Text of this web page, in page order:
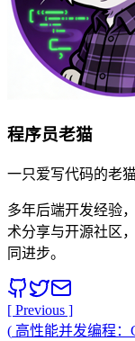
程序员老猫
一只爱写代码的老
多年后端开发经验
术分享与开源社区
同进步。
[ Previous ]
( 高性能并发编程